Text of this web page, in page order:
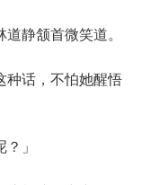
静颔首微笑道。
话，不怕她醒悟
」